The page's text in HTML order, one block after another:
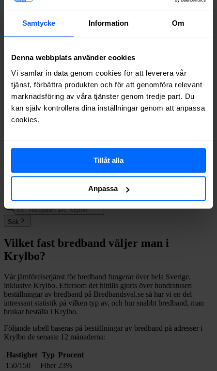
Samtycke Information Om
Denna webbplats använder cookies
Vi samlar in data genom cookies för att leverera vår
tjänst, förbättra produkten och för att genomföra relevant
marknadsföring av våra tjänster genom tredje part. Du
kan själv kontrollera dina inställningar genom att anpassa
cookies.
Tillåt alla
Anpassa
Leverantör
Fiber, Koax
51%
Allente
Fiber
Telia
Fiber
36%
Inleed
Fiber
31%
Telenor
Fiber
31%
Halebop
Fiber
22%
Daladatorer
Om du vill se exakt vilka internetleverantörer som erbjuder
bredband på din adress iKrylbopå Bredbandsval.se är det bara att
Sök
Vilket fast bredband väljer man i
Krylbo?
Vår jämförelsetjänst för bredband fungerar över hela Sverige,
inklusive Krylbo. Eftersom det hittills gjorts över hundratusen
beställningar av bredband på Bredbandsval.se så har vi en del
intressant statistik på vilken typ av, och hur snabbt bredband, man
brukar beställa i Krylbo.
Följande tabell baseras på beställningar av bredband på adresser i
Krylbo de senaste 12 månaderna:
Hastighet Typ Procent
150/150
Fiber 23%